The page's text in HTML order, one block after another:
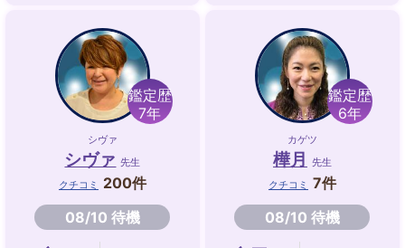
ィング 波動修正 カード
リーディング ヒーリン
ギーワーク
鑑定歴
7年
シヴァ
シヴァ 先生
クチコミ
200件
08/10 待機
鑑定歴
6年
カゲツ
樺月 先生
クチコミ 7件
08/10 待機